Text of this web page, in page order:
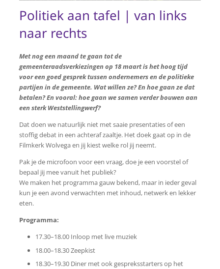
Politiek aan tafel | van links
naar rechts
Met nog een maand te gaan tot de
gemeenteraadsverkiezingen op 18 maart is het hoog tijd
voor een goed gesprek tussen ondernemers en de politieke
partijen in de gemeente. Wat willen ze? En hoe gaan ze dat
betalen? En vooral: hoe gaan we samen verder bouwen aan
een sterk Weststellingwerf?
Dat doen we natuurlijk niet met saaie presentaties of een
stoffig debat in een achteraf zaaltje. Het doek gaat op in de
Filmkerk Wolvega en jij kiest welke rol jij neemt.
Pak je de microfoon voor een vraag, doe je een voorstel of
bepaal jij mee vanuit het publiek?
We maken het programma gauw bekend, maar in ieder geval
kun je een avond verwachten met inhoud, netwerk en lekker
eten.
Programma:
17.30–18.00 Inloop met live muziek
18.00–18.30 Zeepkist
18.30–19.30 Diner met ook gespreksstarters op het